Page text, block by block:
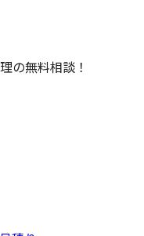
の無料相談！